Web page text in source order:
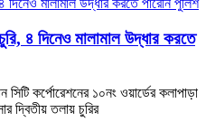
৪ দিনেও মালামাল উদ্ধার করতে
কর্পোরেশনের ১০নং ওয়ার্ডের কলাপাড়া
দ্বিতীয় তলায় চুরির